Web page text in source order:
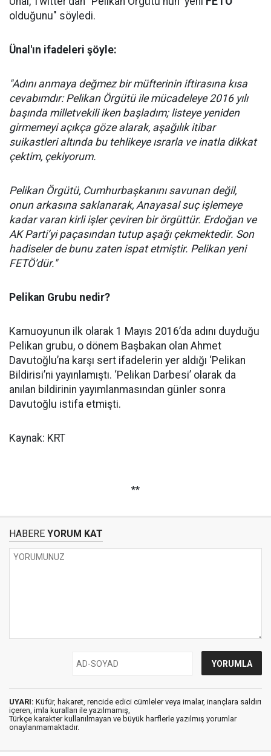
olduğunu" söyledi.
Ünal'ın ifadeleri şöyle:
"Adını anmaya değmez bir müfterinin iftirasına kısa
cevabımdır: Pelikan Örgütü ile mücadeleye 2016 yılı
başında milletvekili iken başladım; listeye yeniden
girmemeyi açıkça göze alarak, aşağılık itibar
suikastleri altında bu tehlikeye ısrarla ve inatla dikkat
çektim, çekiyorum.
Pelikan Örgütü, Cumhurbaşkanını savunan değil,
onun arkasına saklanarak, Anayasal suç işlemeye
kadar varan kirli işler çeviren bir örgüttür. Erdoğan ve
AK Parti’yi paçasından tutup aşağı çekmektedir. Son
hadiseler de bunu zaten ispat etmiştir. Pelikan yeni
FETÖ’dür."
Pelikan Grubu nedir?
Kamuoyunun ilk olarak 1 Mayıs 2016’da adını duyduğu
Pelikan grubu, o dönem Başbakan olan Ahmet
Davutoğlu’na karşı sert ifadelerin yer aldığı ‘Pelikan
Bildirisi’ni yayınlamıştı. ‘Pelikan Darbesi’ olarak da
anılan bildirinin yayımlanmasından günler sonra
Davutoğlu istifa etmişti.
Kaynak: KRT
**
HABERE YORUM KAT
UYARI: Küfür, hakaret, rencide edici cümleler veya imalar, inançlara saldırı
içeren, imla kuralları ile yazılmamış,
Türkçe karakter kullanılmayan ve büyük harflerle yazılmış yorumlar
onaylanmamaktadır.